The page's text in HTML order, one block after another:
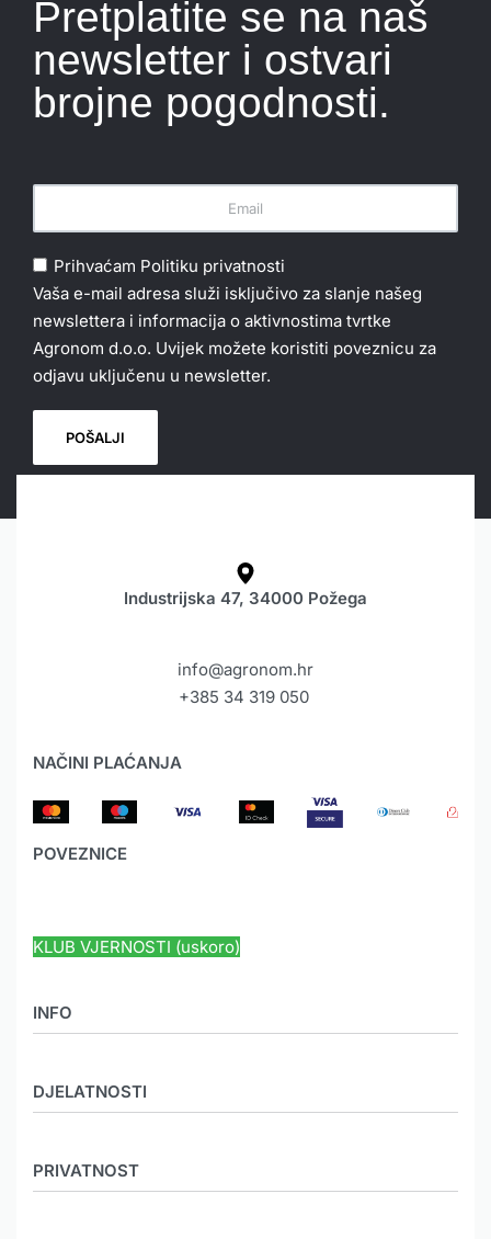
Pretplatite se na naš
newsletter i ostvari
brojne pogodnosti.
Prihvaćam Politiku privatnosti
Vaša e-mail adresa služi isključivo za slanje našeg
newslettera i informacija o aktivnostima tvrtke
Agronom d.o.o. Uvijek možete koristiti poveznicu za
odjavu uključenu u newsletter.
Industrijska 47, 34000 Požega
info@agronom.hr
+385 34 319 050
DJELATNOSTI
KOOPERACIJA
PRIVATNOST
INFO
Novosti
Galerija
Karijera
NAČINI PLAĆANJA
POVEZNICE
KLUB VJERNOSTI (uskoro)